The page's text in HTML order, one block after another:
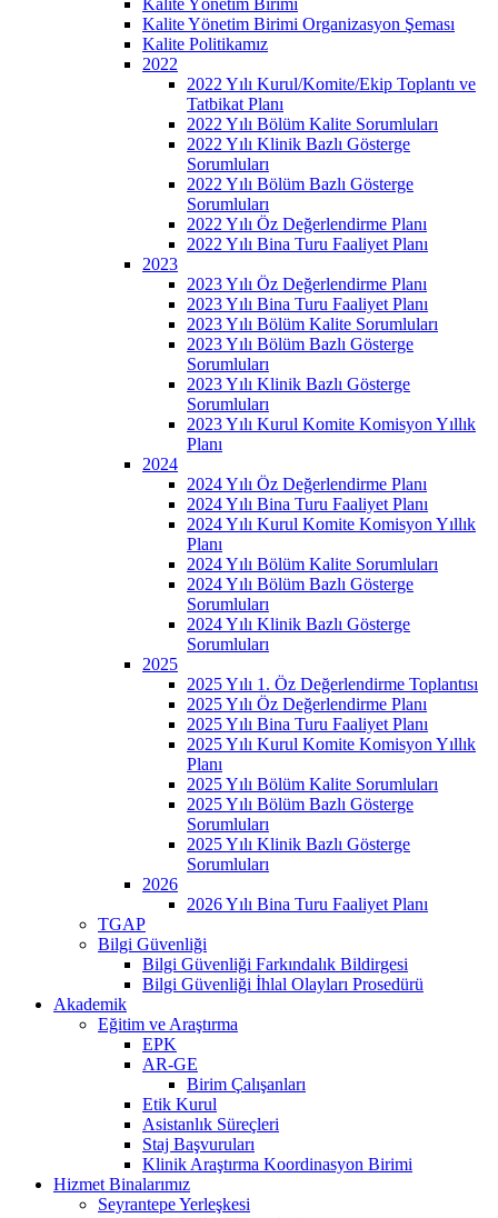
Kalite Yönetim Birimi Organizasyon Şeması
Kalite Politikamız
2022
2022 Yılı Kurul/Komite/Ekip Toplantı ve
Tatbikat Planı
2022 Yılı Bölüm Kalite Sorumluları
2022 Yılı Klinik Bazlı Gösterge
Sorumluları
2022 Yılı Bölüm Bazlı Gösterge
Sorumluları
2022 Yılı Öz Değerlendirme Planı
2022 Yılı Bina Turu Faaliyet Planı
2023
2023 Yılı Öz Değerlendirme Planı
2023 Yılı Bina Turu Faaliyet Planı
2023 Yılı Bölüm Kalite Sorumluları
2023 Yılı Bölüm Bazlı Gösterge
Sorumluları
2023 Yılı Klinik Bazlı Gösterge
Sorumluları
2023 Yılı Kurul Komite Komisyon Yıllık
Planı
2024
2024 Yılı Öz Değerlendirme Planı
2024 Yılı Bina Turu Faaliyet Planı
2024 Yılı Kurul Komite Komisyon Yıllık
Planı
2024 Yılı Bölüm Kalite Sorumluları
2024 Yılı Bölüm Bazlı Gösterge
Sorumluları
2024 Yılı Klinik Bazlı Gösterge
Sorumluları
2025
2025 Yılı 1. Öz Değerlendirme Toplantısı
2025 Yılı Öz Değerlendirme Planı
2025 Yılı Bina Turu Faaliyet Planı
2025 Yılı Kurul Komite Komisyon Yıllık
Planı
2025 Yılı Bölüm Kalite Sorumluları
2025 Yılı Bölüm Bazlı Gösterge
Sorumluları
2025 Yılı Klinik Bazlı Gösterge
Sorumluları
2026
2026 Yılı Bina Turu Faaliyet Planı
TGAP
Bilgi Güvenliği
Bilgi Güvenliği Farkındalık Bildirgesi
Bilgi Güvenliği İhlal Olayları Prosedürü
Akademik
Eğitim ve Araştırma
EPK
AR-GE
Birim Çalışanları
Etik Kurul
Asistanlık Süreçleri
Staj Başvuruları
Klinik Araştırma Koordinasyon Birimi
Hizmet Binalarımız
Seyrantepe Yerleşkesi